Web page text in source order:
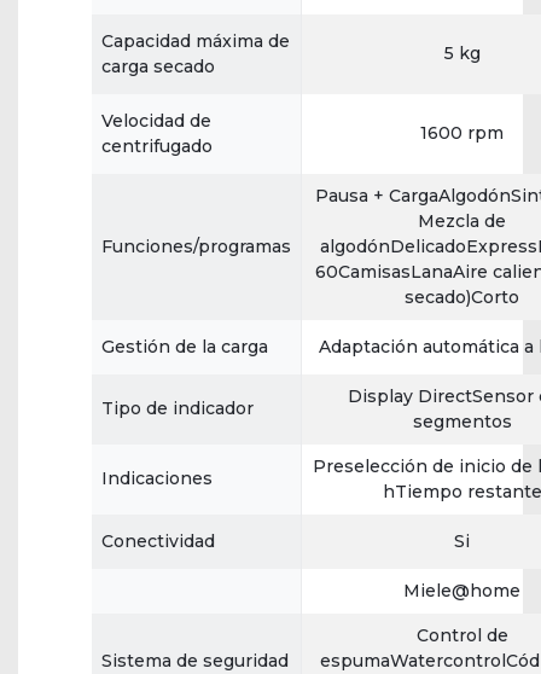
Capacidad máxima de
carga secado
5 kg
Velocidad de
centrifugado
1600 rpm
Funciones/programas
Pausa +
Mezcla de
60CamisasLanaAire
secado)Corto
Gestión de la carga Adaptación automática a
Tipo de indicador
Display DirectSensor
segmentos
Indicaciones
Preselección de inicio de
hTiempo restante
Conectividad Si
Miele@home
Sistema de seguridad
Control de